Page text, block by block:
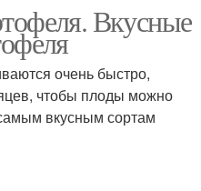
Вкусные
очень быстро,
чтобы плоды можно
вкусным сортам